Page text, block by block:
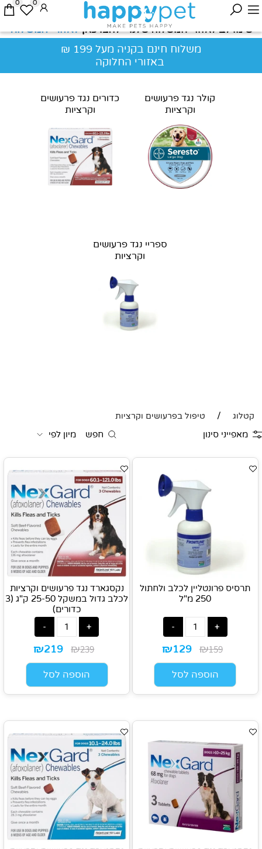
שימו לב לאזורי המשלוח שלנו - לחצו כאןלאזורי המשלוח
משלוח חינם בקניה מעל 199 ₪
באזורי החלוקה
0 0
קולר נגד פרעושים
וקרציות
כדורים נגד פרעושים
וקרציות
ספריי נגד פרעושים
וקרציות
קטלוג / טיפול בפרעושים וקרציות
מאפייני סינון חפש מיון לפי
תרסיס פרונטליין לכלב ולחתול
250 מ"ל
₪159
₪129
הוספה לסל
נקסגארד נגד פרעושים וקרציות
לכלב גדול במשקל 25-50 ק"ג (3
כדורים)
₪239
₪219
הוספה לסל